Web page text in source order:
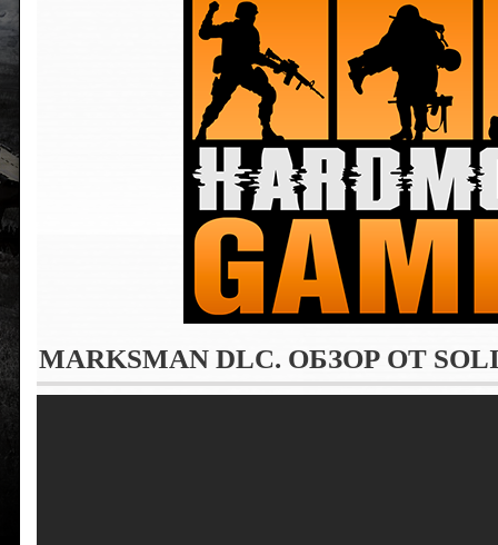
MARKSMAN DLC. ОБЗОР ОТ